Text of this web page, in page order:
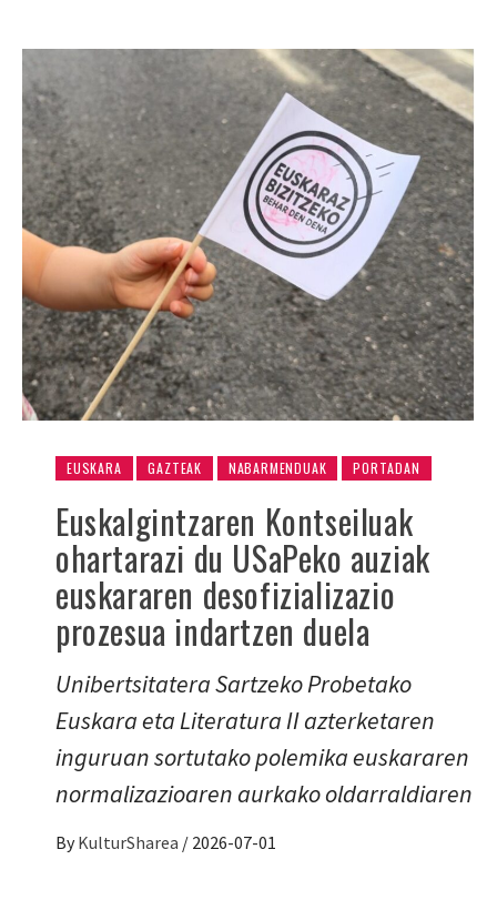
EUSKARA GAZTEAK NABARMENDUAK PORTADAN
Euskalgintzaren Kontseiluak
ohartarazi du USaPeko auziak
euskararen desofizializazio
prozesua indartzen duela
Unibertsitatera Sartzeko Probetako
Euskara eta Literatura II azterketaren
inguruan sortutako polemika euskararen
normalizazioaren aurkako oldarraldiaren
By KulturSharea / 2026-07-01